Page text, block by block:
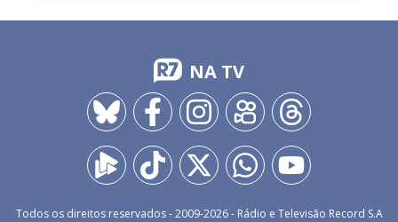
NA TV
Todos os direitos reservados - 2009-2026- Rádio e Televisão Record S.A